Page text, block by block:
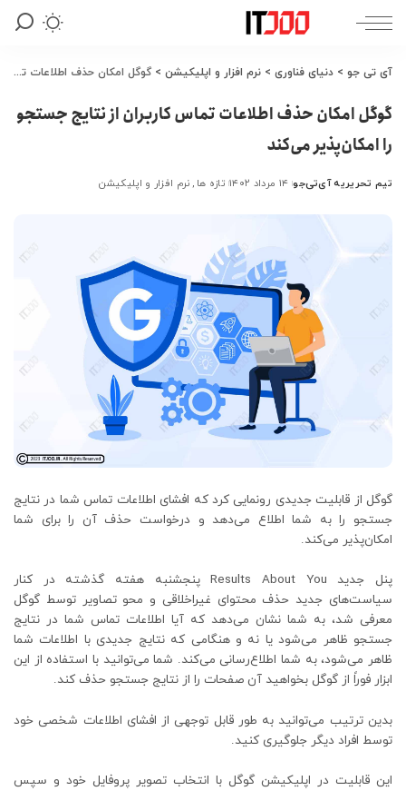
آی تی جو > دنیای فناوری > نرم افزار و اپلیکیشن > گوگل امکان حذف اطلاعات تماس کاربران از نتایج جستجو را امکان‌پذیر می‌کند
گوگل امکان حذف اطلاعات تماس کاربران از نتایج جستجو
را امکان‌پذیر می‌کند
ارسال
تیم تحریریه آی‌تی‌جو ۱۴ مرداد ۱۴۰۲ تازه ها نرم افزار و اپلیکیشن
گوگل از قابلیت جدیدی رونمایی کرد که افشای اطلاعات تماس شما در نتایج
جستجو را به شما اطلاع می‌دهد و درخواست حذف آن را برای شما
امکان‌پذیر می‌کند.
پنل جدید Results About You پنجشنبه هفته گذشته در کنار
سیاست‌های جدید حذف محتوای غیراخلاقی و محو تصاویر توسط گوگل
معرفی شد، به شما نشان می‌دهد که آیا اطلاعات تماس شما در نتایج
جستجو ظاهر می‌شود یا نه و هنگامی که نتایج جدیدی با اطلاعات شما
ظاهر می‌شود، به شما اطلاع‌رسانی می‌کند. شما می‌توانید با استفاده از این
ابزار فوراً از گوگل بخواهید آن صفحات را از نتایج جستجو حذف کند.
بدین ترتیب می‌توانید به طور قابل توجهی از افشای اطلاعات شخصی خود
توسط افراد دیگر جلوگیری کنید.
این قابلیت در اپلیکیشن گوگل با انتخاب تصویر پروفایل خود و سپس